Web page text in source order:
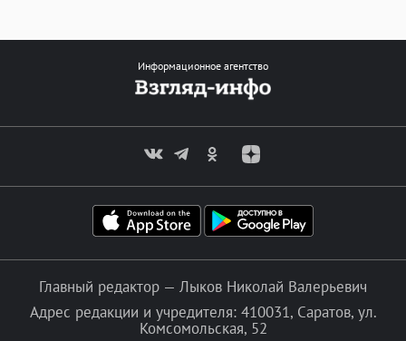
Информационное агентство
Главный редактор — Лыков Николай Валерьевич
Адрес редакции и учредителя: 410031, Саратов, ул.
Комсомольская, 52